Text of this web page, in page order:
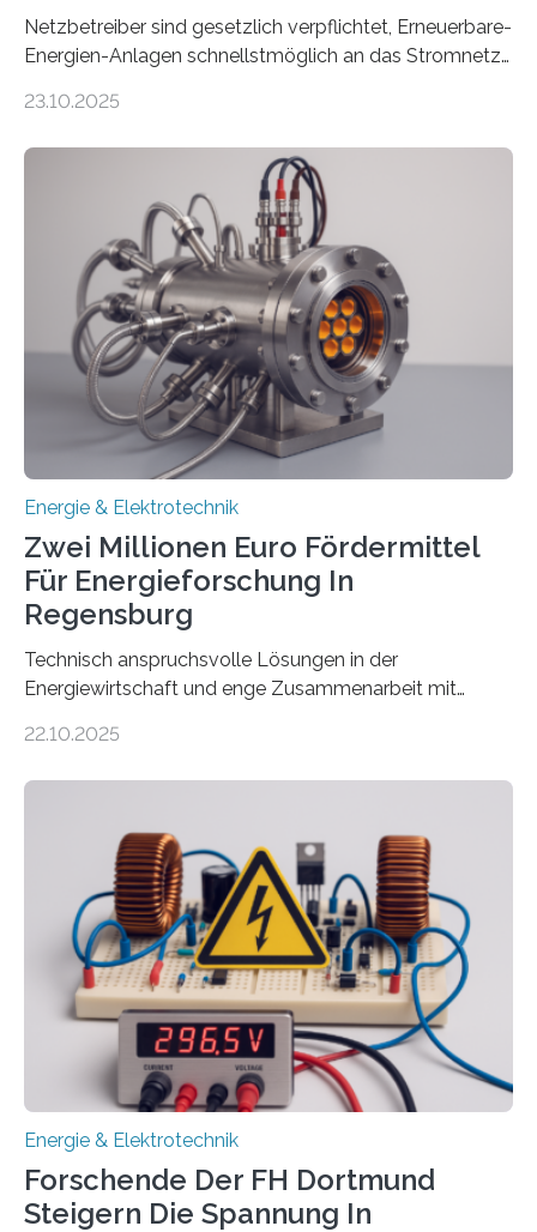
Netzbetreiber sind gesetzlich verpflichtet, Erneuerbare-
Energien-Anlagen schnellstmöglich an das Stromnetz
ermöglichen. Doch der dafür nötige Netzausbau hinkt
einem „Anschlussstau“. Die Stiftung
Umweltenergierecht hat den Rechtsrahmen in einem
neuen Bericht für die Praxis eingeordnet – inklusive der
Rolle von flexiblen Netzanschlussvereinbarungen. Der
Netzanschluss von Erneuerbare-Energien-Anlagen
(EE-Anlagen) ist entscheidend für die Energiewende.
Denn ohne Anschluss an das Netz kann kein Strom
eingespeist werden. Nach dem Erneuerbare-Energien-
Gesetz (EEG) sind Netzbetreiber…
23.10.2025
Energie & Elektrotechnik
Zwei Millionen Euro Fördermittel
Für Energieforschung In
Regensburg
Technisch anspruchsvolle Lösungen in der
Energiewirtschaft und enge Zusammenarbeit mit
neuen EU-geförderten Transfer-Projekte zu
Energietechnologien werden vom Europäischen
Sozialfonds Plus (ESF+) gefördert – mit einer
Gesamtsumme von mehr als zwei Millionen Euro.
Damit zählt die Hochschule zu den großen
Gewinnerinnen der aktuellen Förderrunde des
Bayerischen Wissenschaftsministeriums. Im
Mittelpunkt steht der direkte Wissenstransfer: Neue
wissenschaftliche Erkenntnisse sollen rasch in die
22.10.2025
Energie & Elektrotechnik
Forschende Der FH Dortmund
Steigern Die Spannung In